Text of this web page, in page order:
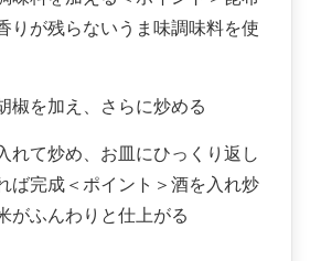
りが残らないうま味調味料を使
椒を加え、さらに炒める
れて炒め、お皿にひっくり返し
ば完成＜ポイント＞酒を入れ炒
がふんわりと仕上がる